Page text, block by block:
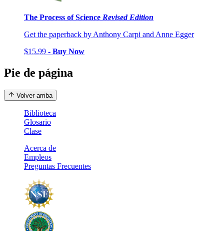
The Process of Science Revised Edition
Get the paperback by Anthony Carpi and Anne Egger
$15.99 - Buy Now
Pie de página
Volver arriba
Biblioteca
Glosario
Clase
Acerca de
Empleos
Preguntas Frecuentes